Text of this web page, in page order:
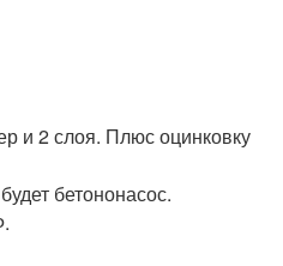
и 2 слоя. Плюс оцинковку
бетононасос.